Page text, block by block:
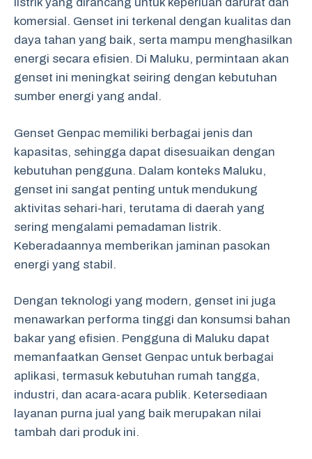
komersial. Genset ini terkenal dengan kualitas dan
daya tahan yang baik, serta mampu menghasilkan
energi secara efisien. Di Maluku, permintaan akan
genset ini meningkat seiring dengan kebutuhan
sumber energi yang andal.
Genset Genpac memiliki berbagai jenis dan
kapasitas, sehingga dapat disesuaikan dengan
kebutuhan pengguna. Dalam konteks Maluku,
genset ini sangat penting untuk mendukung
aktivitas sehari-hari, terutama di daerah yang
sering mengalami pemadaman listrik.
Keberadaannya memberikan jaminan pasokan
energi yang stabil.
Dengan teknologi yang modern, genset ini juga
menawarkan performa tinggi dan konsumsi bahan
bakar yang efisien. Pengguna di Maluku dapat
memanfaatkan Genset Genpac untuk berbagai
aplikasi, termasuk kebutuhan rumah tangga,
industri, dan acara-acara publik. Ketersediaan
layanan purna jual yang baik merupakan nilai
tambah dari produk ini.